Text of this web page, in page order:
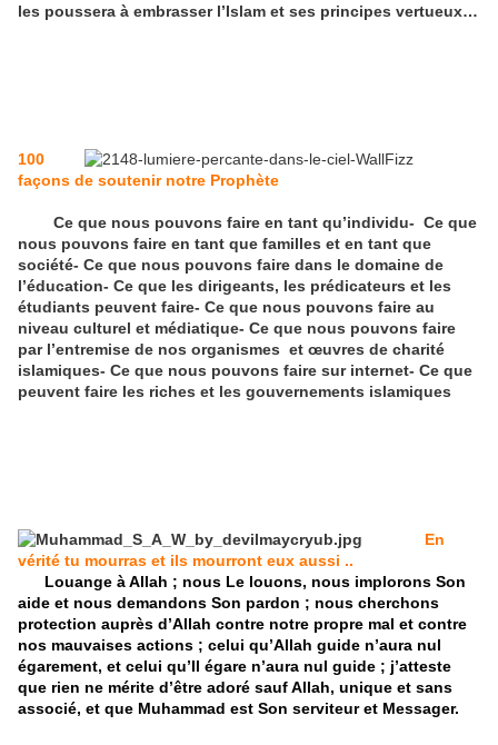
les poussera à embrasser l’Islam et ses principes vertueux…
100
façons de soutenir notre Prophète
Ce que nous pouvons faire en tant qu’individu- Ce que
nous pouvons faire en tant que familles et en tant que
société- Ce que nous pouvons faire dans le domaine de
l’éducation- Ce que les dirigeants, les prédicateurs et les
étudiants peuvent faire- Ce que nous pouvons faire au
niveau culturel et médiatique- Ce que nous pouvons faire
par l’entremise de nos organismes et œuvres de charité
islamiques- Ce que nous pouvons faire sur internet- Ce que
peuvent faire les riches et les gouvernements islamiques
En
vérité tu mourras et ils mourront eux aussi ..
Louange à Allah ; nous Le louons, nous implorons Son
aide et nous demandons Son pardon ; nous cherchons
protection auprès d’Allah contre notre propre mal et contre
nos mauvaises actions ; celui qu’Allah guide n’aura nul
égarement, et celui qu’Il égare n’aura nul guide ; j’atteste
que rien ne mérite d’être adoré sauf Allah, unique et sans
associé, et que Muhammad est Son serviteur et Messager.